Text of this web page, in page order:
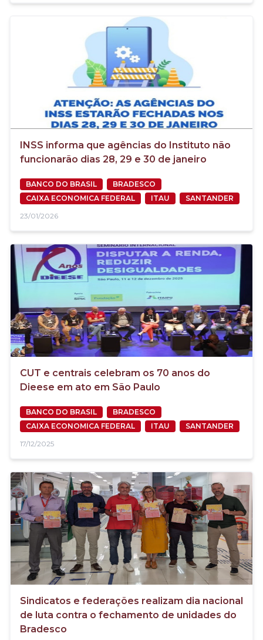
INSS informa que agências do Instituto não
funcionarão dias 28, 29 e 30 de janeiro
BANCO DO BRASIL
BRADESCO
CAIXA ECONOMICA FEDERAL
ITAU
SANTANDER
23/01/2026
CUT e centrais celebram os 70 anos do
Dieese em ato em São Paulo
BANCO DO BRASIL
BRADESCO
CAIXA ECONOMICA FEDERAL
ITAU
SANTANDER
17/12/2025
Sindicatos e federações realizam dia nacional
de luta contra o fechamento de unidades do
Bradesco